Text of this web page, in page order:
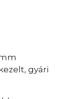
gyári